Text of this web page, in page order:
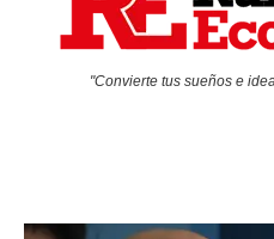
"Convierte tus sueños e